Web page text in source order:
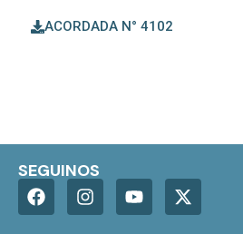
ACORDADA N° 4102
SEGUINOS